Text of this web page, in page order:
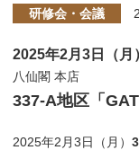
研修会・会議
2025年2月3日（月
八仙閣 本店
337-A地区「
2025年2月3日（月）